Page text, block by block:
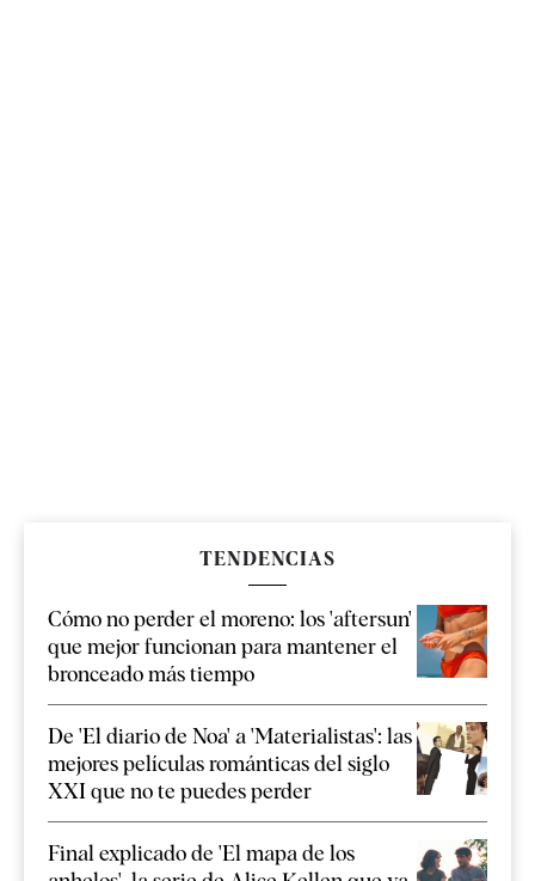
TENDENCIAS
Cómo no perder el moreno: los 'aftersun'
que mejor funcionan para mantener el
bronceado más tiempo
De 'El diario de Noa' a 'Materialistas': las
mejores películas románticas del siglo
XXI que no te puedes perder
Final explicado de 'El mapa de los